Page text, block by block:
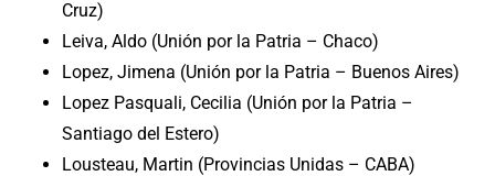
Cruz)
Leiva, Aldo (Unión por la Patria – Chaco)
Lopez, Jimena (Unión por la Patria – Buenos Aires)
Lopez Pasquali, Cecilia (Unión por la Patria –
Santiago del Estero)
Lousteau, Martin (Provincias Unidas – CABA)